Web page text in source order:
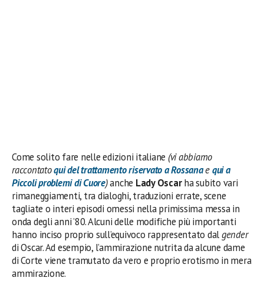
Come solito fare nelle edizioni italiane (vi abbiamo
raccontatoqui del trattamento riservato a Rossanaequi a
Piccoli problemi di Cuore)anche Lady Oscarha subito vari
rimaneggiamenti, tra dialoghi, traduzioni errate, scene
tagliate o interi episodi omessi nella primissima messa in
onda degli anni ’80. Alcuni delle modifiche più importanti
hanno inciso proprio sull’equivoco rappresentato dalgender
di Oscar. Ad esempio, l’ammirazione nutrita da alcune dame
di Corte viene tramutato da vero e proprio erotismo in mera
ammirazione.